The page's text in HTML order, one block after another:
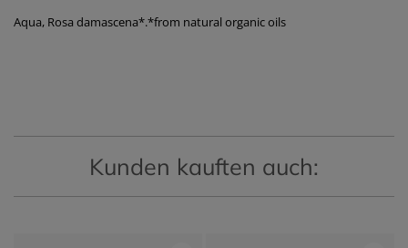
Aqua, Rosa damascena*.*from natural organic oils
Kunden kauften auch: